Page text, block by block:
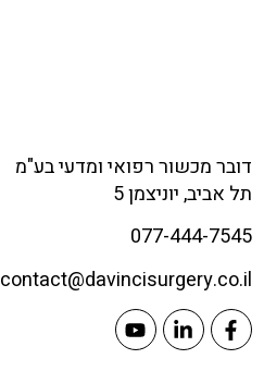
דובר מכשור רפואי ומדעי בע"מ
תל אביב, יוניצמן 5
077-444-7545
contact@davincisurgery.co.il